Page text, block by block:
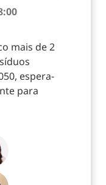
mais de 2
espera-
para